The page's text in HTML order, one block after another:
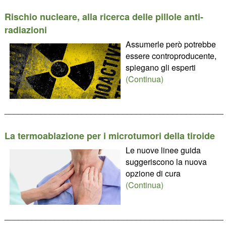
Rischio nucleare, alla ricerca delle pillole anti-
radiazioni
Assumerle però potrebbe
essere controproducente,
spiegano gli esperti
(Continua)
La termoablazione per i microtumori della tiroide
Le nuove linee guida
suggeriscono la nuova
opzione di cura
(Continua)